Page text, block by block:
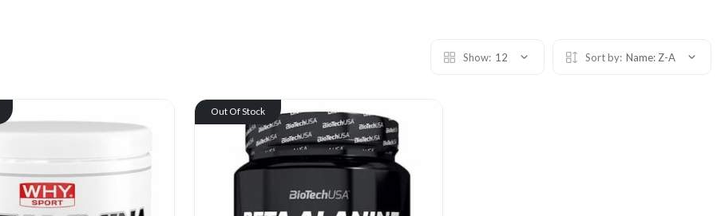
Show: 12 Sort by: Name: Z-A
Out Of Stock